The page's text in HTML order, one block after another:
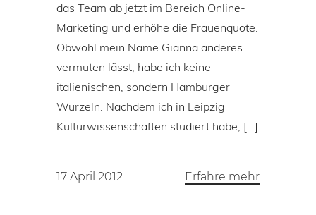
das Team ab jetzt im Bereich Online-
Marketing und erhöhe die Frauenquote.
Obwohl mein Name Gianna anderes
vermuten lässt, habe ich keine
italienischen, sondern Hamburger
Wurzeln. Nachdem ich in Leipzig
Kulturwissenschaften studiert habe, […]
17 April 2012 Erfahre mehr